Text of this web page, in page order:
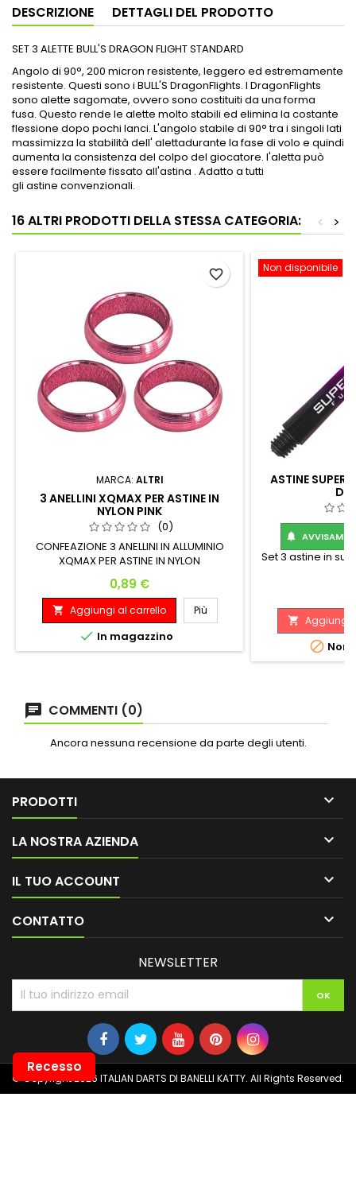
DESCRIZIONE DETTAGLI DEL PRODOTTO
SET 3 ALETTE BULL'S DRAGON FLIGHT STANDARD
Angolo di 90°, 200 micron resistente, leggero ed estremamente
resistente. Questi sono i BULL'S DragonFlights. I DragonFlights
sono alette sagomate, ovvero sono costituiti da una forma
fusa. Questo rende le alette molto stabili ed elimina la costante
flessione dopo pochi lanci. L'angolo stabile di 90° tra i singoli lati
massimizza la stabilità dell' alettadurante la fase di volo e quindi
aumenta la consistenza del colpo del giocatore. l'aletta può
essere facilmente fissato all'astina . Adatto a tutti
gli astine convenzionali.
16 ALTRI PRODOTTI DELLA STESSA CATEGORIA: >
<
MARCA: ALTRI
3 ANELLINI XQMAX PER ASTINE IN
NYLON PINK
(0)
CONFEAZIONE 3 ANELLINI IN ALLUMINIO
XQMAX PER ASTINE IN NYLON
Prezzo
0,89 €
 Aggiungi al carrello Più
 In magazzino
favorite_border Non disponibile
ASTINE
 AVVISAMI
Set 3 astine in
 Aggiungi
 Non
COMMENTI (0)
Ancora nessuna recensione da parte degli utenti.
PRODOTTI 
LA NOSTRA AZIENDA 
IL TUO ACCOUNT 
CONTATTO 
NEWSLETTER
© Copyright 2026 ITALIAN DARTS DI BANELLI KATTY. All Rights Reserved.
Recesso